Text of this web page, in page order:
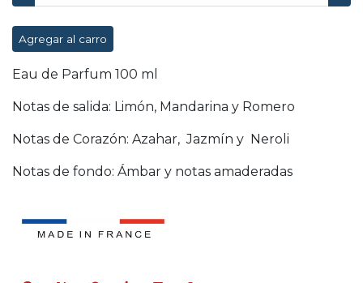
Agregar al carro
Eau de Parfum 100 ml
Notas de salida: Limón, Mandarina y Romero
Notas de Corazón: Azahar, Jazmín y Neroli
Notas de fondo: Ámbar y notas amaderadas